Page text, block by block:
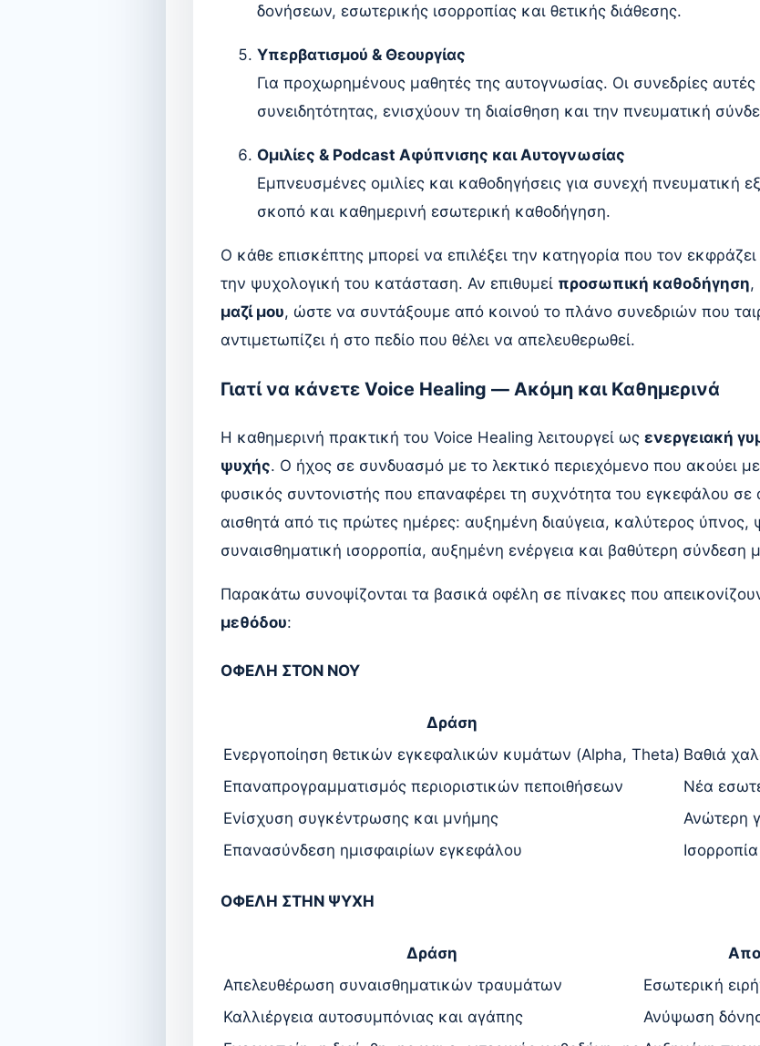
δονήσεων, εσωτερικής ισορροπίας και θετικής διάθεσης.
Υπερβατισμού & Θεουργίας
Για προχωρημένους μαθητές της αυτογνωσίας. Οι συνεδρίες
συνειδητότητας, ενισχύουν τη διαίσθηση και την πνευματική
Ομιλίες & Podcast Αφύπνισης και Αυτογνωσίας
Εμπνευσμένες ομιλίες και καθοδηγήσεις για συνεχή πνευματική
σκοπό και καθημερινή εσωτερική καθοδήγηση.
Ο κάθε επισκέπτης μπορεί να επιλέξει την κατηγορία που τον
την ψυχολογική του κατάσταση. Αν επιθυμεί προσωπική καθοδήγηση,
μαζί μου, ώστε να συντάξουμε από κοινού το πλάνο συνεδριών που
αντιμετωπίζει ή στο πεδίο που θέλει να απελευθερωθεί.
Γιατί να κάνετε Voice Healing — Ακόμη και Καθημερινά
Η καθημερινή πρακτική του Voice Healing λειτουργεί ως ενεργειακή
ψυχής. Ο ήχος σε συνδυασμό με το λεκτικό περιεχόμενο που ακούει
φυσικός συντονιστής που επαναφέρει τη συχνότητα του εγκεφάλου σε
αισθητά από τις πρώτες ημέρες: αυξημένη διαύγεια, καλύτερος ύπνος,
συναισθηματική ισορροπία, αυξημένη ενέργεια και βαθύτερη σύνδεση
Παρακάτω συνοψίζονται τα βασικά οφέλη σε πίνακες που
μεθόδου:
ΟΦΕΛΗ ΣΤΟΝ ΝΟΥ
Δράση
Ενεργοποίηση θετικών εγκεφαλικών κυμάτων (Alpha, Theta) Βαθιά
Επαναπρογραμματισμός περιοριστικών πεποιθήσεων
Νέα
Ενίσχυση συγκέντρωσης και μνήμης
Ανώτερη
Επανασύνδεση ημισφαιρίων εγκεφάλου
ΟΦΕΛΗ ΣΤΗΝ ΨΥΧΗ
Δράση
Απελευθέρωση συναισθηματικών τραυμάτων
Εσωτερική
Καλλιέργεια αυτοσυμπόνιας και αγάπης
Ανύψωση